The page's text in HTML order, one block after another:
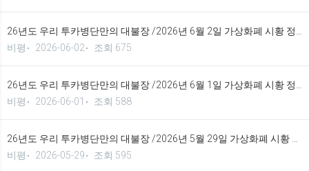
비평
2026-06-02 조회 675
비평
2026-06-01 조회 588
비평
2026-05-29 조회 595